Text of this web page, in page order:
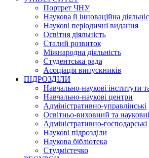
Портрет ЧНУ
Наукова й інноваційна
Наукові періодичні видання
Освітня діяльність
Сталий розвиток
Міжнародна діяльність
Студентська рада
Асоціація випускників
ПІДРОЗДІЛИ
Навчально-наукові інститути
Навчально-наукові центри
Адміністративно-управлінські
Освітньо-виховний та
Адміністративно-господарські
Наукові підрозділи
Наукова бібліотека
Студмістечко